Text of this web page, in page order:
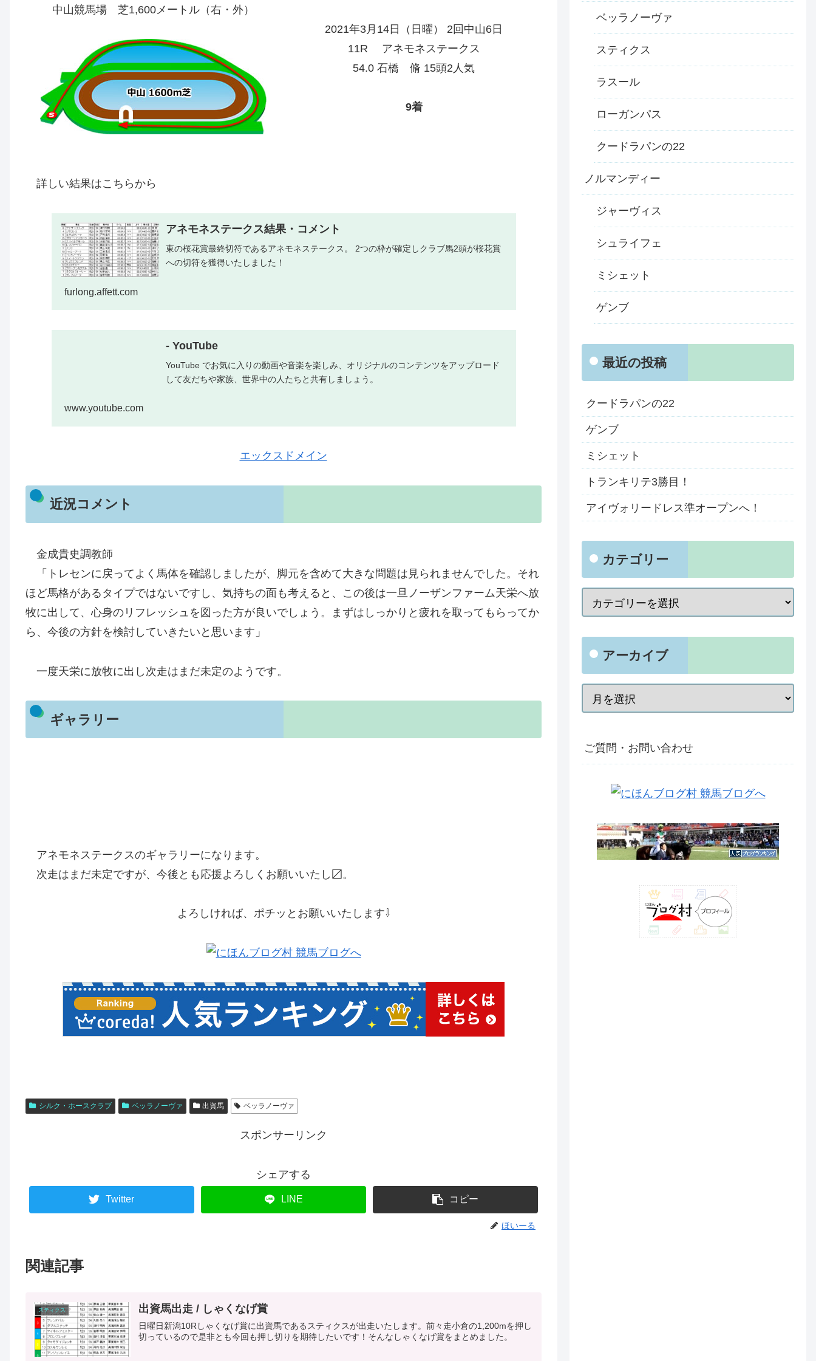
中山競馬場 芝1,600メートル（右・外）
2021年3月14日（日曜） 2回中山6日
11R アネモネステークス
54.0 石橋 脩 15頭2人気
9着
詳しい結果はこちらから
アネモネステークス結果・コメント
東の桜花賞最終切符であるアネモネステークス。 2つの枠が確定しクラブ馬2頭が桜花賞
への切符を獲得いたしました！
furlong.affett.com
- YouTube
YouTube でお気に入りの動画や音楽を楽しみ、オリジナルのコンテンツをアップロード
して友だちや家族、世界中の人たちと共有しましょう。
www.youtube.com
エックスドメイン
近況コメント
金成貴史調教師
「トレセンに戻ってよく馬体を確認しましたが、脚元を含めて大きな問題は見られませんでした。それ
ほど馬格があるタイプではないですし、気持ちの面も考えると、この後は一旦ノーザンファーム天栄へ放
牧に出して、心身のリフレッシュを図った方が良いでしょう。まずはしっかりと疲れを取ってもらってか
ら、今後の方針を検討していきたいと思います」
一度天栄に放牧に出し次走はまだ未定のようです。
ギャラリー
アネモネステークスのギャラリーになります。
次走はまだ未定ですが、今後とも応援よろしくお願いいたし〼。
よろしければ、ポチッとお願いいたします⇩
シルク・ホースクラブ ベッラノーヴァ 出資馬 ベッラノーヴァ
スポンサーリンク
シェアする
Twitter LINE コピー
ほいーる
関連記事
スティクス 出資馬出走 / しゃくなげ賞
日曜日新潟10Rしゃくなげ賞に出資馬であるスティクスが出走いたします。前々走小倉の1,200mを押し
切っているので是非とも今回も押し切りを期待したいです！そんなしゃくなげ賞をまとめました。
ベッラノーヴァ
スティクス
ラスール
ローガンパス
クードラパンの22
ノルマンディー
ジャーヴィス
シュライフェ
ミシェット
ゲンブ
最近の投稿
クードラパンの22
ゲンブ
ミシェット
トランキリテ3勝目！
アイヴォリードレス準オープンへ！
カテゴリー
アーカイブ
ご質問・お問い合わせ